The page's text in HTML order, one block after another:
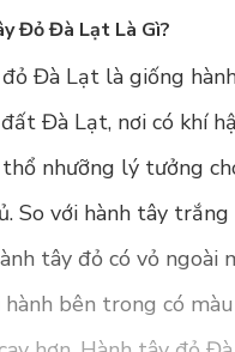
Đỏ Đà Lạt Là Gì?
Đà Lạt là giống
Đà Lạt, nơi có khí
nhưỡng lý tưởng
So với hành tây
tây đỏ có vỏ ngoài
hành bên trong có